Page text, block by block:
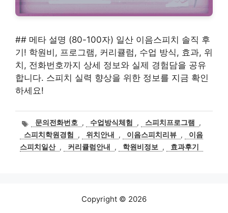
## 메타 설명 (80-100자) 일산 이음스피치 솔직 후
기! 학원비, 프로그램, 커리큘럼, 수업 방식, 효과, 위
치, 전화번호까지 상세 정보와 실제 경험담을 공유
합니다. 스피치 실력 향상을 위한 정보를 지금 확인
하세요!
태
그
문의전화번호 , 수업방식체험 , 스피치프로그램
,
스피치학원경험
, 위치안내 , 이음스피치리뷰 ,
이음
스피치일산 , 커리큘럼안내 , 학원비정보 , 효과후기
Copyright © 2026